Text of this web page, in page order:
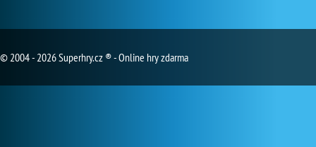
© 2004 - 2026 Superhry.cz ® - Online hry zdarma